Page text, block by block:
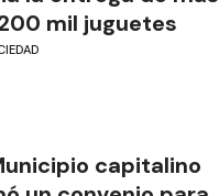
mil juguetes
capitalino